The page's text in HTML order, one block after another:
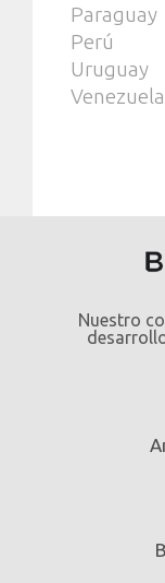
Paraguay
Perú
Uruguay
Venezuela
Nuestro